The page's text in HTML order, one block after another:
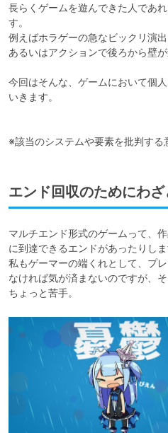
長らくゲームを遊んできた人であ
す。
例えばホラゲーの急なビックリ演出
あるいはアクションで後ろから壁が
今回はそんな、ゲームにおいて個
いきます。
※該当のシステムや要素を批判する
エンド回収のためにわ
マルチエンド形式のゲームって、
に到達できるエンドがあったりしま
私もゲーマーの端くれとして、プ
なければ気が済まないのですが、
ちょっと苦手。